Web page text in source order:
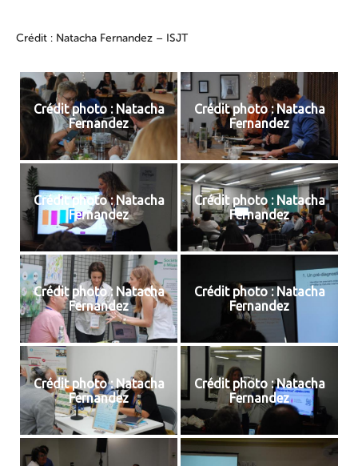
Crédit : Natacha Fernandez – ISJT
Crédit photo : Natacha
Fernandez
Crédit photo : Natacha
Fernandez
Crédit photo : Natacha
Fernandez
Crédit photo : Natacha
Fernandez
Crédit photo : Natacha
Fernandez
Crédit photo : Natacha
Fernandez
Crédit photo : Natacha
Fernandez
Crédit photo : Natacha
Fernandez